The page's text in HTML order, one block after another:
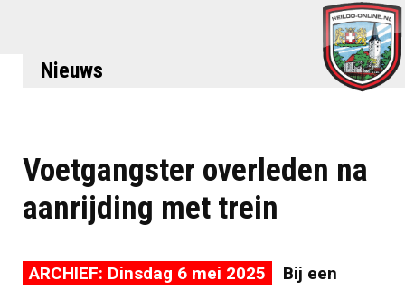
Nieuws
Voetgangster overleden na
aanrijding met trein
ARCHIEF: Dinsdag 6 mei 2025
Bij een